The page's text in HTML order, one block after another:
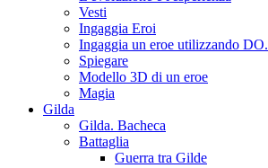
Vesti
Ingaggia Eroi
Ingaggia un eroe utilizzando DO.
Spiegare
Modello 3D di un eroe
Magia
Gilda
Gilda. Bacheca
Battaglia
Guerra tra Gilde